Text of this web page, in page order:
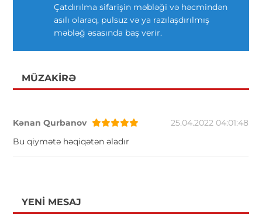
Çatdırılma sifarişin məbləği və həcmindən
asılı olaraq, pulsuz və ya razılaşdırılmış
məbləğ əsasında baş verir.
MÜZAKIRƏ
Kənan Qurbanov
25.04.2022 04:01:48
Bu qiymətə həqiqətən əladır
YENI MESAJ